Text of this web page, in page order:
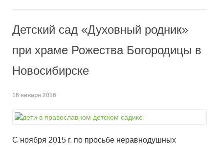
Детский сад «Духовный родник»
при храме Рожества Богородицы в
Новосибирске
16 января 2016.
С ноября 2015 г. по просьбе неравнодушных